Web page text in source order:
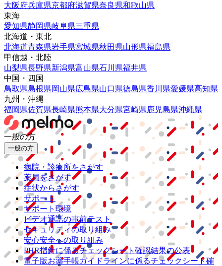
大阪府兵庫県京都府滋賀県奈良県和歌山県
東海
愛知県静岡県岐阜県三重県
北海道・東北
北海道青森県岩手県宮城県秋田県山形県福島県
甲信越・北陸
山梨県長野県新潟県富山県石川県福井県
中国・四国
鳥取県島根県岡山県広島県山口県徳島県香川県愛媛県高知県
九州・沖縄
福岡県佐賀県長崎県熊本県大分県宮崎県鹿児島県沖縄県
一般の方
一般の方
病院・診療所をさがす
薬局をさがす
症状からさがす
サポート
サポート環境
ビデオ通話の事前テスト
セキュリティの取り組み
安心安全への取り組み
PHR指針に係るチェックシート確認結果の公表
電子版お薬手帳ガイドラインに係るチェックシート確